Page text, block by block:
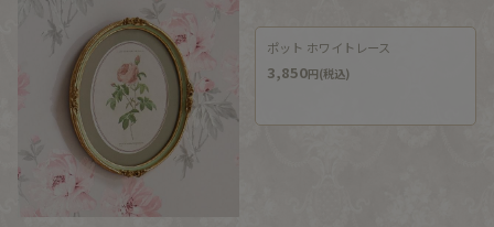
ポット ホワイトレース
3,850円(税込)